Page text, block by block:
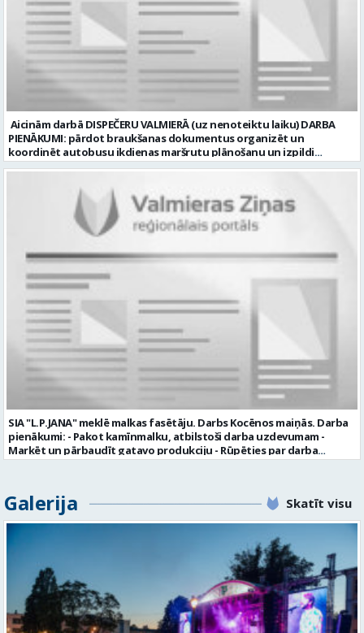
Valmiermuiža, Valmieras pag., Valmieras nov. Darba laika veids:
Normālais darba laiks Darba veids: Darbinieka amats uz nenoteiktu
laiku Slodze: Viena vesela slodze Darbības joma: Būvniecība /
Nekustamais īpašums Pieteikto vietu skaits: 1 Līgums: Darbinieka
amats uz nenoteiktu laiku Aktuāla līdz: 2026-08-20 Kontaktpersona:
CV lūdzam sūtīt uz e-pastu: vbrugis@inbox.lv
Aicinām darbā DISPEČERU VALMIERĀ (uz nenoteiktu laiku) DARBA
PIENĀKUMI: pārdot braukšanas dokumentus organizēt un
koordinēt autobusu ikdienas maršrutu plānošanu un izpildi
nodrošināt autobusu vadītāju dienas darba uzdevumu
profesionālā izglītība augsta atbildības sajūta, precizitāte un labas
komunikācijas spējas labas iemaņas darbā ar datoru un
elektronisko kases aparātu UZŅĒMUMS PIEDĀVĀ: darbu stabilā
uzņēmumā darba laiku: maiņu grafiks (1. dežūra no plkst. 05.20 līdz
plkst. 16.20 un 2.dežūra no plkst. 12.50-21.00) darba samaksu sākot no
1100 līdz 1250 EUR (pirms nodokļu nomaksas) pilnas sociālās
garantijas veselības apdrošināšanas iespējas dinamisku un
profesionālu darba vidi apmācību pirms darba pienākumu
uzsākšanas CV ar norādi vakancei „dispečers Valmierā” iesniegt līdz
2026. gada 21. augustam (ieskaitot): sūtot elektroniski uz info@vtu-
valmiera.lv personīgi SIA „VTU Valmiera”, Reģ.nr. 40003004220,
„Brandeļi”, Brandeļi, Kocēnu pagasts, Valmieras novads, personāla
daļā darba dienās no plkst. 13:00 līdz 16:00. 2 nedēļu laikā pēc
konkursa termiņa beigām sazināsimies ar pretendentiem, kuri tiks
aicināti uz tikšanos klātienē. Informācijai: 29231565 * Iesniegtos
personas datus SIA “VTU VALMIERA” izmantos, lai konkursa kārtībā
noteiktu vakancei atbilstošāko kandidātu. Ja kandidāts vēlas, lai
viņa personas dati tiktu saglabāti SIA “VTU VALMIERA” iekšējā datu
bāzē ar mērķi tos apstrādāt citos SIA “VTU VALMIERA” personāla
atlases konkursos, tad pieteikumā vakancei lūdzam kandidātam
Valmiera, Valmieras nov. Darba laika veids: Summētais darba laiks
Darba veids: Darbinieka amats uz nenoteiktu laiku Slodze: Viena
vesela slodze Darbības joma: Pakalpojumi Pieteikto vietu skaits: 1
Līgums: Darbinieka amats uz nenoteiktu laiku Aktuāla līdz: 2026-08-
21 Kontaktpersona: CV ar norādi vakancei lūdzu sūtīt uz e-pastu
info@vtu-valmiera.lv vai iesniegt personīgi Izglītības līmenis:
Vispārējā vidējā izglītība
SIA "L.P.JANA" meklē malkas fasētāju. Darbs Kocēnos maiņās. Darba
pienākumi: - Pakot kamīnmalku, atbilstoši darba uzdevumam -
Marķēt un pārbaudīt gatavo produkciju - Rūpēties par darba
kvalitāti un kārtību darba vietā Prasības kandidātiem: - Laba fiziskā
padarītā) - Vienmēr laikā izmaksātu algu - Profesionālus un
atbalstošus kolēģus Lūgums CV sūtīt uz e- pastu:
SAIŅOŠANAS OPERATORS Algas izmaksas veids: Laika darba alga
Darba vietas adrese: LATVIJA, Gravas iela 2, Kocēni, Kocēnu pag.,
Valmieras nov. Slodze: Viena vesela slodze Darbības joma: Ražošana
Pieteikto vietu skaits: 2 Aktuāla līdz: 2027-09-07 Darba sākšanas
datums: 2026-08-17 Kontaktpersona: Davids Pavlovs
Galerija Skatīt visu